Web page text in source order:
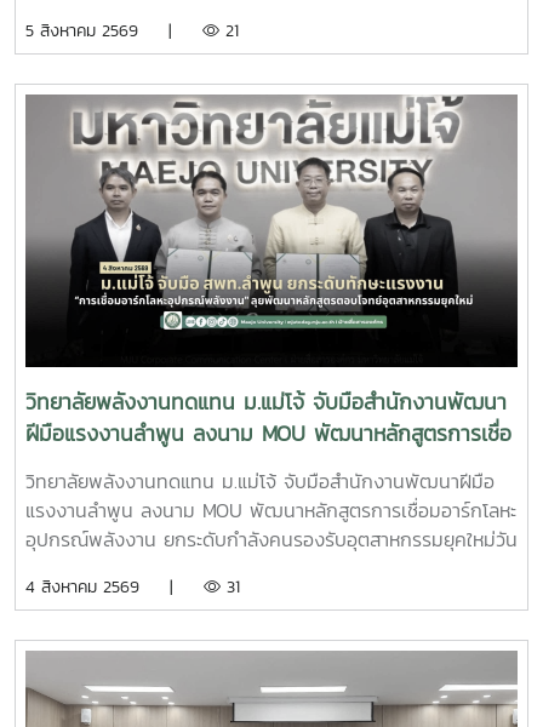
ช่วยศาสตราจารย์ ดร.ภคมน ปินตานา อาจารย์ประจำวิทยาลัย
APPTech EXPO 2026 : พลังเทคโนโลยีที่เหมาะสม เพื่อการ
พัฒนาชุมชนพื้นที่ “สร้างนวัตกรชุมชน ขับเคลื่อนเศรษฐกิจ
ฐานรากอย่างยั่งยืน” ณ โรงแรมเซ็นทารา แกรนด์ แอท เซ็นทรัล
พลาซา ลาดพร้าว กรุงเทพมหานครภายในงานมีการนำเสนอ
แนวคิดและแนวทางการขับเคลื่อน Appropriate Technology
(AppTech) เพื่อยกระดับเศรษฐกิจฐานราก โดยมุ่งเชื่อมโยงองค์
ความรู้จากสถาบันการศึกษาสู่การใช้ประโยชน์ในชุมชน ผ่านการ
พัฒนาเทคโนโลยีที่เหมาะสม การสร้างนวัตกรชุมชน และการ
พัฒนา แพลตฟอร์ม AppTech ซึ่งเป็นระบบสนับสนุนการ
ถ่ายทอดเทคโนโลยี การเชื่อมโยงเครือข่ายความร่วมมือ และการ
สร้างโอกาสในการเพิ่มรายได้ให้แก่ประชาชนอย่างยั่งยืนประเด็น
สำคัญภายในงาน ประกอบด้วย - การพัฒนาเทคโนโลยีที่เหมาะ
สม (Appropriate Technology) เพื่อการพัฒนาชุมชน- การ
สร้างและพัฒนานวัตกรชุมชนเพื่อขับเคลื่อนเศรษฐกิจฐานราก -
การประยุกต์ใช้แพลตฟอร์ม AppTech เพื่อถ่ายทอดองค์ความรู้
และเชื่อมโยงเครือข่าย - การแลกเปลี่ยนประสบการณ์ระหว่าง
พัฒนาชุมชน การเข้าร่วมประชุมครั้งนี้นับเป็นโอกาสสำคัญในการ
พร้อมแลกเปลี่ยนองค์ความรู้กับเครือข่ายผู้เชี่ยวชาญ ซึ่งสามารถ
นำมาประยุกต์ใช้ในการสนับสนุนพันธกิจของวิทยาลัยพลังงาน
ทดแทน ทั้งด้านการวิจัย การบริการวิชาการ และการถ่ายทอด
5 สิงหาคม 2569 | 21
วิทยาลัยพลังงานทดแทน ม.แม่โจ้ จับมือสำนักงานพัฒนา
ฝีมือแรงงานลำพูน ลงนาม MOU พัฒนาหลักสูตรการเชื่อ
มอาร์กโลหะอุปกรณ์พลังงาน ยกระดับกำลังคนรองรับ
อุตสาหกรรมยุคใหม่
วิทยาลัยพลังงานทดแทน ม.แม่โจ้ จับมือสำนักงานพัฒนาฝีมือ
แรงงานลำพูน ลงนาม MOU พัฒนาหลักสูตรการเชื่อมอาร์กโลหะ
อุปกรณ์พลังงาน ยกระดับกำลังคนรองรับอุตสาหกรรมยุคใหม่วัน
พลังงานทดแทน ร่วมกับ สำนักงานพัฒนาฝีมือแรงงานลำพูน
(Memorandum of Understanding : MOU) ณ ห้องประชุม
รวงผึ้ง ชั้น 5 สำนักงานมหาวิทยาลัย มหาวิทยาลัยแม่โจ้ พิธีลง
นามได้รับเกียรติจาก ผู้ช่วยศาสตราจารย์ ดร.สุริยจรัส เตชะตัน
4 สิงหาคม 2569 | 31